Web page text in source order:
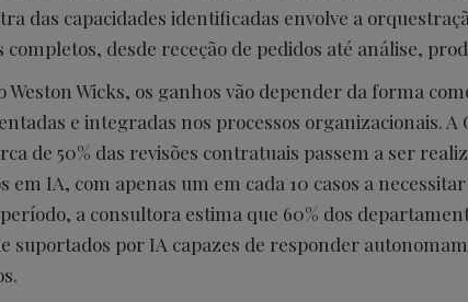
das capacidades identificadas envolve a
completos, desde receção de pedidos até análise,
Weston Wicks, os ganhos vão depender da forma
e integradas nos processos organizacionais.
de 50% das revisões contratuais passem a ser
em IA, com apenas um em cada 10 casos a
a consultora estima que 60% dos
suportados por IA capazes de responder